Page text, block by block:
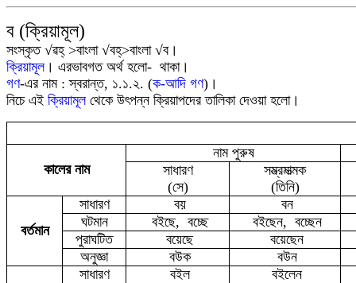
ব (ক্রিয়ামূল)
সংস্কৃত √ৱহ্ >বাংলা √বহ্>বাংলা √ব।
ক্রিয়ামূল। এরভাবগত অর্থ হলো- থাকা।
গণ-এরনাম : স্বরান্ত, ১.১.২. (ক-আদি গণ)।
নিচে এই ক্রিয়ামূলথেকে উৎপন্ন ক্রিয়াপদের তালিকা দেওয়া হলো।
কালের নাম
নাম পুরুষ
সাধারণ
(সে)
সম্ভ্রমাত্মক
(তিনি)
বর্তমান
সাধারণ বয়
বন
ঘটমান
বইছে, বচ্ছে বইছেন, বচ্ছেন
পুরাঘটিত
বয়েছে
বয়েছেন
অনুজ্ঞা
বউক বউন
সাধারণ বইল
বইলেন